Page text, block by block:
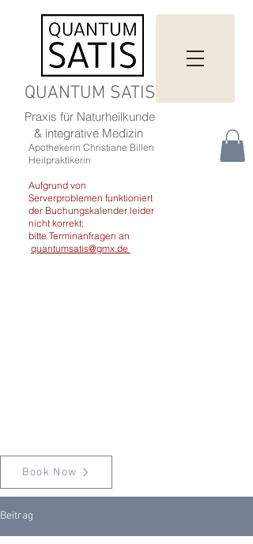
QUANTUM SATIS
Praxis für Naturheilkunde
& integrative Medizin
Apothekerin Christiane Billen
Heilpraktikerin
Aufgrund von
Serverproblemen funktioniert
der Buchungskalender leider
nicht korrekt;
bitte Terminanfragen an
quantumsatis@gmx.de
Book Now
Beitrag